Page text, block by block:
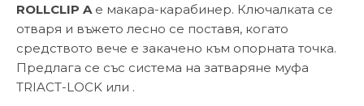
ROLLCLIP A е макара-карабинер. Ключалката се
отваря и въжето лесно се поставя, когато
средството вече е закачено към опорната точка.
Предлага се със система на затваряне муфа
TRIACT-LOCK или .